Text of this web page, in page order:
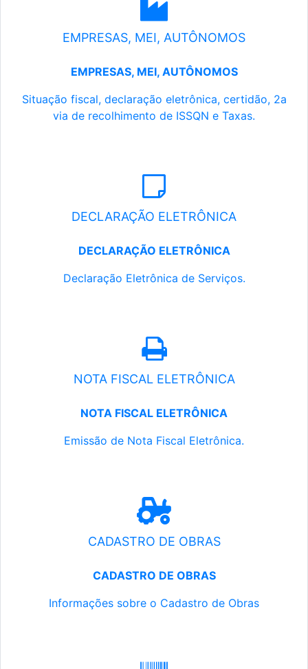
EMPRESAS, MEI, AUTÔNOMOS
EMPRESAS, MEI, AUTÔNOMOS
Situação fiscal, declaração eletrônica, certidão, 2a
via de recolhimento de ISSQN e Taxas.
DECLARAÇÃO ELETRÔNICA
DECLARAÇÃO ELETRÔNICA
Declaração Eletrônica de Serviços.
NOTA FISCAL ELETRÔNICA
NOTA FISCAL ELETRÔNICA
Emissão de Nota Fiscal Eletrônica.
CADASTRO DE OBRAS
CADASTRO DE OBRAS
Informações sobre o Cadastro de Obras